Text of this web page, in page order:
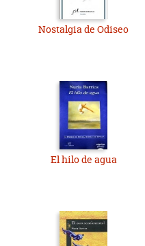
Nostalgia de Odiseo
El hilo de agua